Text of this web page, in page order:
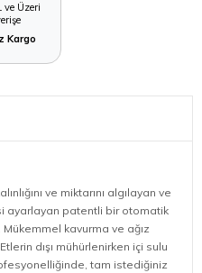
ve Üzeri
Kargo
ve miktarını algılayan ve
ayarlayan patentli bir otomatik
kavurma ve ağız
dışı mühürlenirken içi sulu
tam istediğiniz